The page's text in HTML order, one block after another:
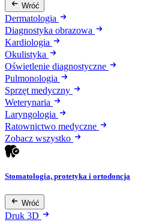
Wróć
Dermatologia
Diagnostyka obrazowa
Kardiologia
Okulistyka
Oświetlenie diagnostyczne
Pulmonologia
Sprzęt medyczny
Weterynaria
Laryngologia
Ratownictwo medyczne
Zobacz wszystko
Stomatologia, protetyka i ortodoncja
Wróć
Druk 3D